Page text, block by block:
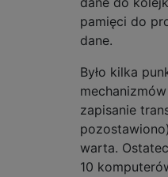
pamięci do
dane.
Było kilka
zapisanie
warta.
10